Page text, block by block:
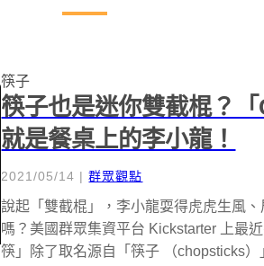
筷子
筷子也是迷你雙截棍？
就是餐桌上的李小龍！
2021/05/14 |群眾觀點
說起「雙截棍」，李小龍耍得虎虎生風
嗎？美國群眾集資平台 Kickstarter 上最
筷」除了取名源自「筷子 （chopsticks）